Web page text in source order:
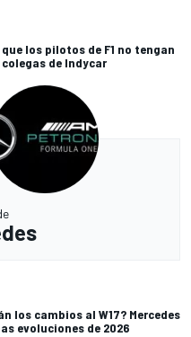
los pilotos de F1 no tengan
de Indycar
los cambios al W17? Mercedes
evoluciones de 2026